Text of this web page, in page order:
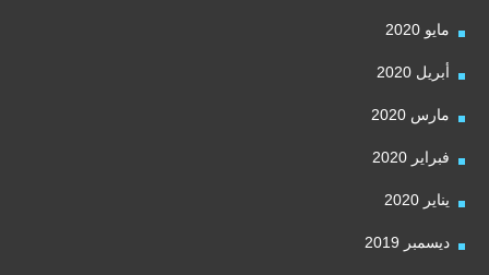
مايو 2020
أبريل 2020
مارس 2020
فبراير 2020
يناير 2020
ديسمبر 2019